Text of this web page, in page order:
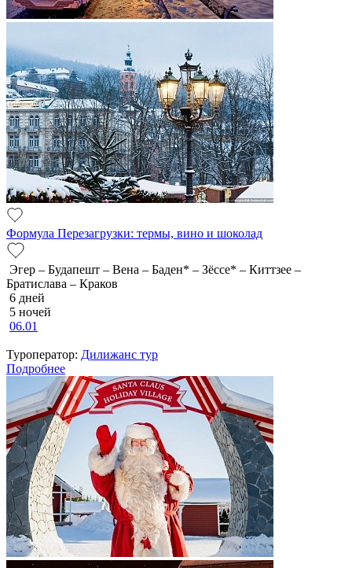
Формула Перезагрузки: термы, вино и шоколад
Эгер – Будапешт – Вена – Баден* – Зёссе* – Киттзее –
Братислава – Краков
6 дней
5 ночей
06.01
Туроператор: Дилижанс тур
Подробнее